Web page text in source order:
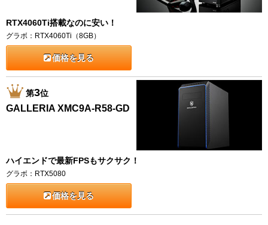
RTX4060Ti搭載なのに安い！
グラボ：RTX4060Ti（8GB）
価格を見る
第3位
GALLERIA XMC9A-R58-GD
ハイエンドで最新FPSもサクサク！
グラボ：RTX5080
価格を見る